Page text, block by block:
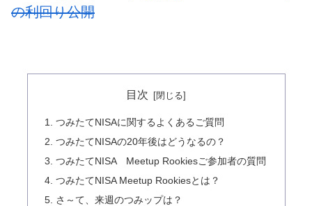
の利回り公開
目次
つみたてNISAに関するよくあるご質問
つみたてNISAの20年後はどうなるの？
つみたてNISA Meetup Rookiesご参加者の質問
つみたてNISA Meetup Rookiesとは？
さ～て、来週のつみップは？